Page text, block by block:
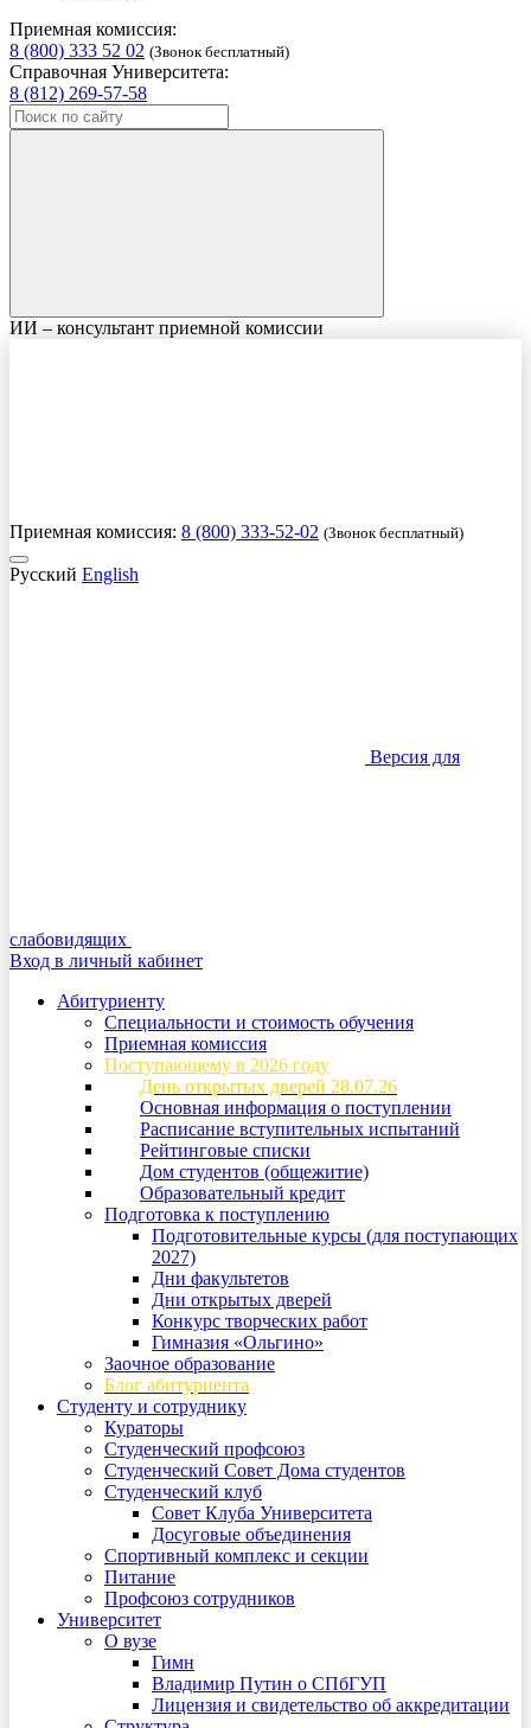
Приемная комиссия:
8 (800) 333 52 02 (Звонок бесплатный)
Справочная Университета:
8 (812) 269-57-58
ИИ – консультант приемной комиссии
Приемная комиссия: 8 (800) 333-52-02 (Звонок бесплатный)
Русский English
Версия для
слабовидящих
Вход в личный кабинет
Абитуриенту
Специальности и стоимость обучения
Приемная комиссия
Поступающему в 2026 году
День открытых дверей 28.07.26
Основная информация о поступлении
Расписание вступительных испытаний
Рейтинговые списки
Дом студентов (общежитие)
Образовательный кредит
Подготовка к поступлению
Подготовительные курсы (для поступающих
2027)
Дни факультетов
Дни открытых дверей
Конкурс творческих работ
Гимназия «Ольгино»
Заочное образование
Блог абитуриента
Студенту и сотруднику
Кураторы
Студенческий профсоюз
Студенческий Совет Дома студентов
Студенческий клуб
Совет Клуба Университета
Досуговые объединения
Спортивный комплекс и секции
Питание
Профсоюз сотрудников
Университет
О вузе
Гимн
Владимир Путин о СПбГУП
Лицензия и свидетельство об аккредитации